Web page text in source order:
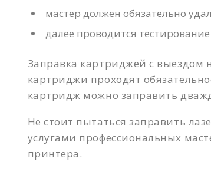
мастер должен обязательно
далее проводится
Заправка картриджей с выездом
картриджи проходят
картридж можно заправить
Не стоит пытаться заправить
услугами профессиональных
принтера.